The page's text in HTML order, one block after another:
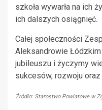
szkoła wywarła na ich
ich dalszych osiągnięć.
Całej społeczności
Aleksandrowie
jubileuszu i życzymy
sukcesów, rozwoju
Źródło: Starostwo Powiatowe w